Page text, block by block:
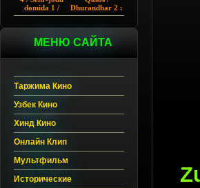
domida 1 /
Egallangan 1 /
Hind kino
Uzbek tilida
Dhurandhar 2 :
Intiqom 2026
МЕНЮ САЙТА
Таржима Кино
Узбек Кино
Хинд Кино
Онлайн Клип
Мультфильм
Исторические